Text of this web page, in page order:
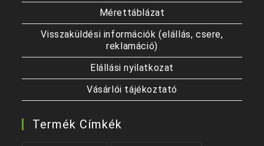
Mérettáblázat
Visszaküldési információk (elállás, csere,
reklamáció)
Elállási nyilatkozat
Vásárlói tájékoztató
Termék Címkék